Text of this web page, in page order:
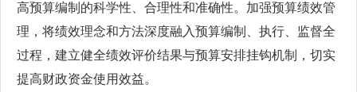
高预算编制的科学性、合理性和准确性。加强预算绩效管
理，将绩效理念和方法深度融入预算编制、执行、监督全
过程，建立健全绩效评价结果与预算安排挂钩机制，切实
提高财政资金使用效益。